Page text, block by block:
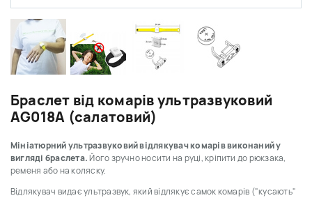
Браслет від комарів ультразвуковий
AG018A (салатовий)
Мініатюрний ультразвуковий відлякувач комарів виконаний у
вигляді браслета.Його зручно носити на руці, кріпити до рюкзака,
ременя або на коляску.
Відлякувач видає ультразвук, який відлякує самок комарів ("кусають"